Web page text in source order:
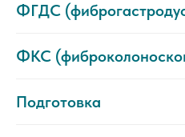
ФГДС
ФКС
Подготовка